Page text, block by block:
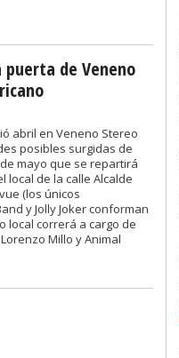
de Veneno
abril en Veneno Stereo
posibles surgidas de
mayo que se repartirá
local de la calle Alcalde
(los únicos
y Jolly Joker conforman
local correrá a cargo de
Millo y Animal